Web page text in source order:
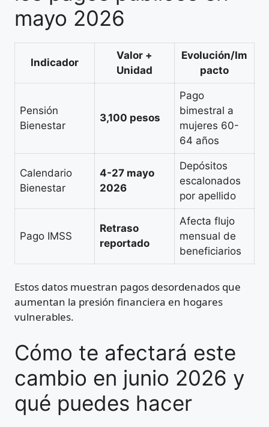
mayo 2026
Indicador
Valor +
Unidad
Evolución/Im
pacto
Pensión
Bienestar
3,100 pesos
Pago
bimestral a
mujeres 60-
64 años
Calendario
Bienestar
4-27 mayo
2026
Depósitos
escalonados
por apellido
Pago IMSS
Retraso
reportado
Afecta flujo
mensual de
beneficiarios
Estos datos muestran pagos desordenados que
aumentan la presión financiera en hogares
vulnerables.
Cómo te afectará este
cambio en junio 2026 y
qué puedes hacer